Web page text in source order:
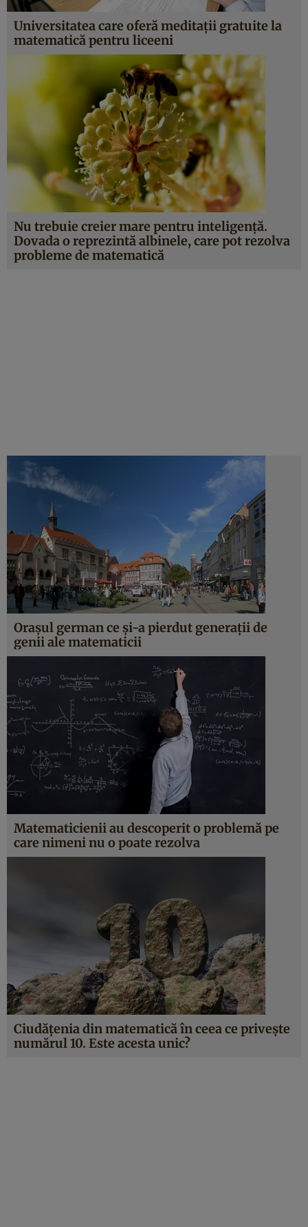
Universitatea care oferă meditaţii gratuite la
matematică pentru liceeni
Nu trebuie creier mare pentru inteligenţă.
Dovada o reprezintă albinele, care pot rezolva
probleme de matematică
Oraşul german ce şi-a pierdut generaţii de
genii ale matematicii
Matematicienii au descoperit o problemă pe
care nimeni nu o poate rezolva
Ciudăţenia din matematică în ceea ce priveşte
numărul 10. Este acesta unic?